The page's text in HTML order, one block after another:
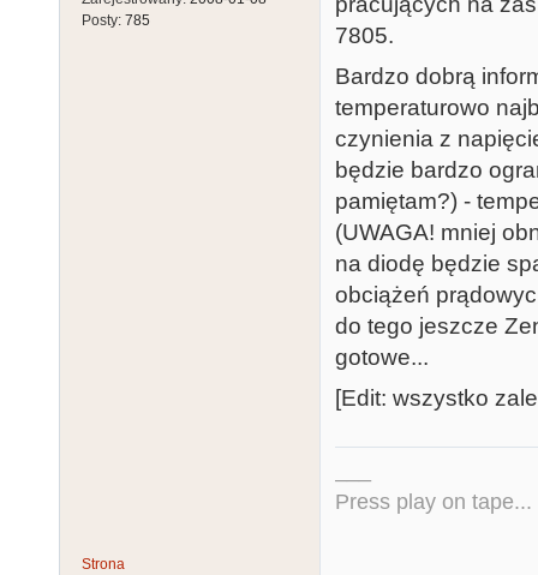
Posty: 785
7805.
Bardzo dobrą
temperaturowo
czynienia z
będzie bardzo
pamiętam?) -
(UWAGA! mniej
na diodę będzie
obciążeń
do tego jeszcze
gotowe...
[Edit: wszystko
Press play on tape...
Strona